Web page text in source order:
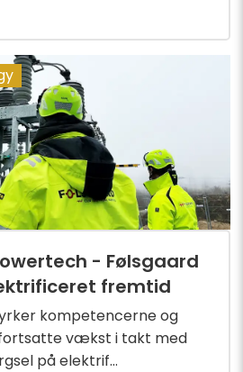
- Følsgaard
fremtid
kompetencerne og
vækst i takt med
på elektrif...